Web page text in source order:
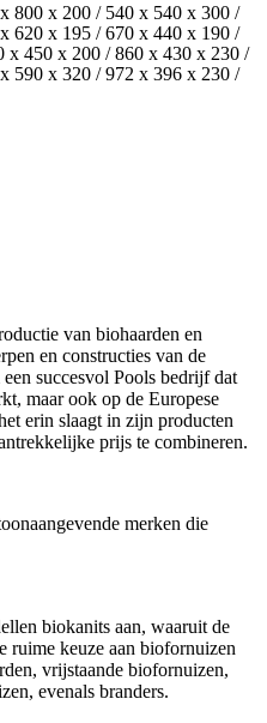
800 x 200 / 540 x 540 x 300 /
620 x 195 / 670 x 440 x 190 /
x 450 x 200 / 860 x 430 x 230 /
590 x 320 / 972 x 396 x 230 /
van biohaarden en
en constructies van de
succesvol Pools bedrijf dat
maar ook op de Europese
erin slaagt in zijn producten
prijs te combineren.
merken die
biokanits aan, waaruit de
ruime keuze aan biofornuizen
vrijstaande biofornuizen,
evenals branders.